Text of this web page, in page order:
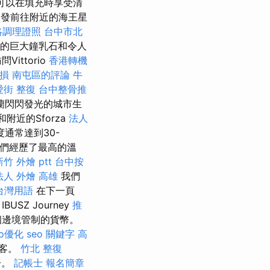
前往附近的海王星
理證照 台中市北
巨大鐘乳石和令人
問Vittorio 香港轉機
南屯區的評論 牛
街 整復 台中整骨推
閃發光的城市生
附近的Sforza 法人
通常達到30-
經歷了最高的溫
竹 外燴 ptt 台中按
外燴 高雄 我們
灣用語 在下一頁
IBUSZ Journey 推
境管制的貨幣。
優化 seo 關鍵字 高
。 竹北 整復
記帳士 報名簡章